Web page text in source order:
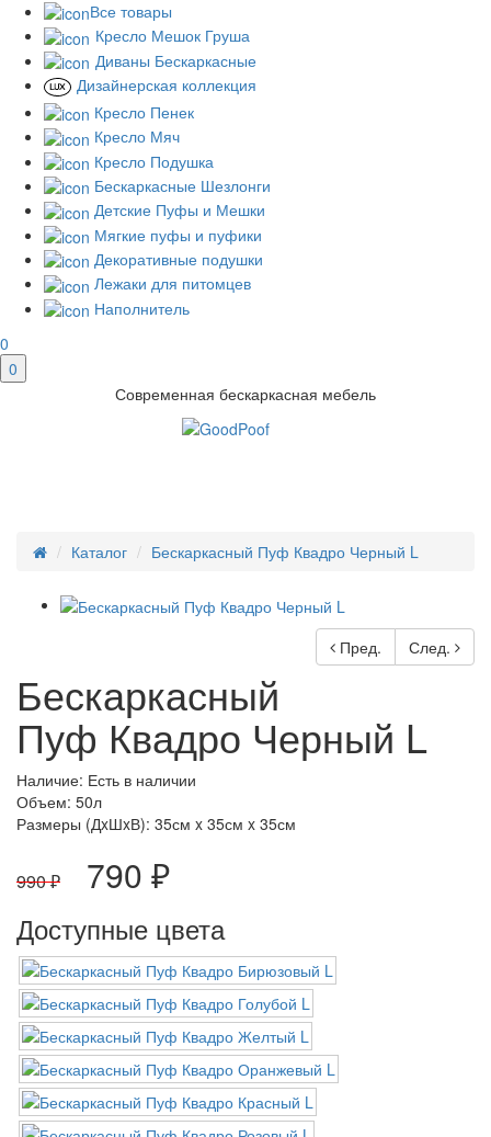
Все товары
Кресло Мешок Груша
Диваны Бескаркасные
Дизайнерская коллекция
Кресло Пенек
Кресло Мяч
Кресло Подушка
Бескаркасные Шезлонги
Детские Пуфы и Мешки
Мягкие пуфы и пуфики
Декоративные подушки
Лежаки для питомцев
Наполнитель
0
0
Современная бескаркасная мебель
Каталог Бескаркасный Пуф Квадро Черный L
Пред. След.
Бескаркасный
Пуф Квадро Черный L
Наличие: Есть в наличии
Объем: 50л
Размеры (ДxШxВ): 35см x 35см x 35см
990 ₽ 790 ₽
Доступные цвета